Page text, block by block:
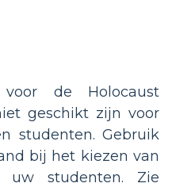
de Holocaust
geschikt zijn voor
studenten. Gebruik
bij het kiezen van
uw studenten. Zie